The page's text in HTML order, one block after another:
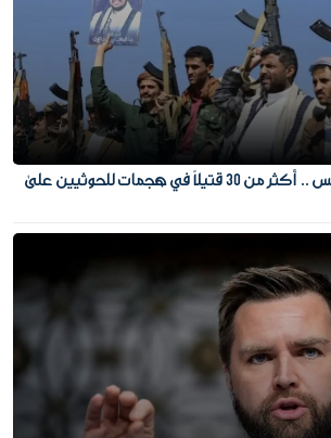
أخبار اليمن اليوم الخميس .. أكثر من 30 قتيلًا في هجمات للحوثيين على